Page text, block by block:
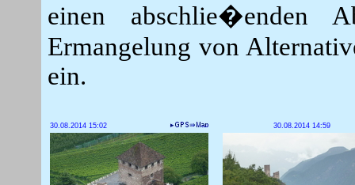
einen abschlie�enden
Ermangelung von
ein.
30.08.2014 15:02 30.08.2014 14:59